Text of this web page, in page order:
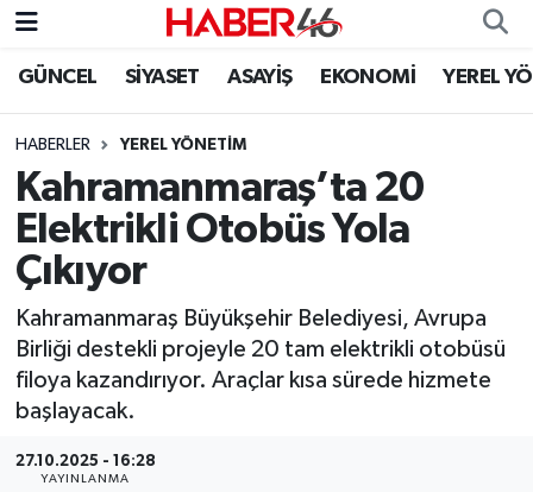
GÜNCEL SİYASET ASAYİŞ EKONOMİ YEREL
HABERLER YEREL YÖNETİM
Kahramanmaraş’ta 20
Elektrikli Otobüs Yola
Çıkıyor
Kahramanmaraş Büyükşehir Belediyesi, Avrupa
Birliği destekli projeyle 20 tam elektrikli otobüsü
filoya kazandırıyor. Araçlar kısa sürede hizmete
başlayacak.
27.10.2025 - 16:28
YAYINLANMA
GÜNCEL
SİYASET
EKONOMİ
SPOR
YAŞAM
TEKNOLOJİ
SAĞLIK
Nöbetçi Eczaneler
Hava Durumu
Kahramanmaraş Namaz Vakitleri
Trafik Durumu
Süper Lig Puan Durumu ve Fikstür
Tüm Manşetler
Son Dakika Haberleri